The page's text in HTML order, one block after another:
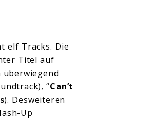
elf Tracks. Die
Titel auf
“Can’t
). Desweiteren
Up